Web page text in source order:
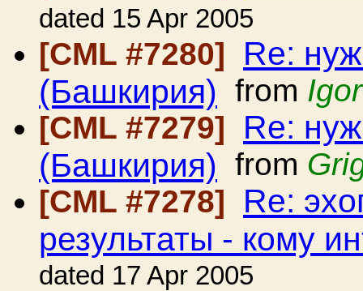
dated 15 Apr 2005
[CML #7280] Re:
(Башкирия) from
[CML #7279]
Re:
(Башкирия) from
[CML #7278]
Re:
результаты - кому
dated 17 Apr 2005